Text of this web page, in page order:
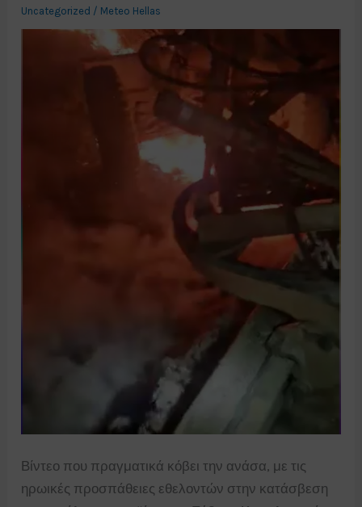
πρόγνωση
Uncategorized / Meteo Hellas
Βίντεο που πραγματικά κόβει την ανάσα, με τις
ηρωικές προσπάθειες εθελοντών στην κατάσβεση